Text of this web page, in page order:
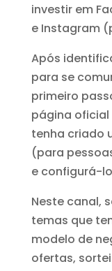
investir em
e Instagram
Após
para se
primeiro
página oficial
tenha criado
(para
e configurá-
Neste canal,
temas que
modelo de
ofertas,